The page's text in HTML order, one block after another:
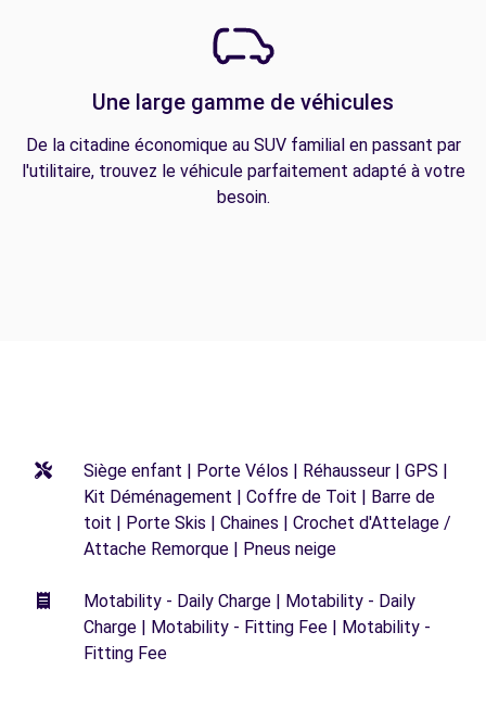
Une large gamme de véhicules
De la citadine économique au SUV familial en passant par
l'utilitaire, trouvez le véhicule parfaitement adapté à votre
besoin.
Siège enfant | Porte Vélos | Réhausseur | GPS |
Kit Déménagement | Coffre de Toit | Barre de
toit | Porte Skis | Chaines | Crochet d'Attelage /
Attache Remorque | Pneus neige
Motability - Daily Charge | Motability - Daily
Charge | Motability - Fitting Fee | Motability -
Fitting Fee